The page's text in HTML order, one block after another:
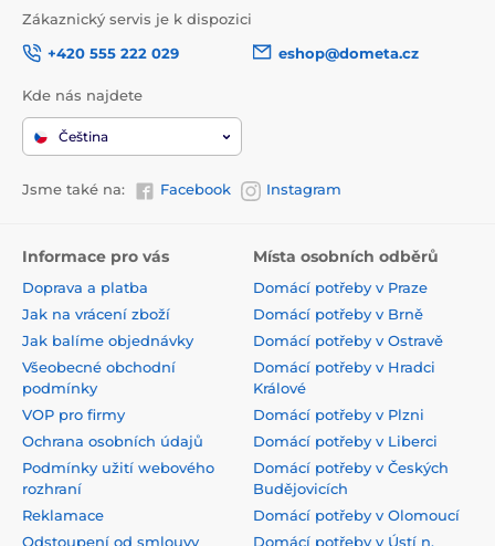
Zákaznický servis je k dispozici
+420 555 222 029
eshop@dometa.cz
Kde nás najdete
Čeština
Jsme také na: Facebook Instagram
Informace pro vás
Doprava a platba
Jak na vrácení zboží
Jak balíme objednávky
Všeobecné obchodní
podmínky
VOP pro firmy
Ochrana osobních údajů
Podmínky užití webového
rozhraní
Reklamace
Odstoupení od smlouvy
Místa osobních odběrů
Domácí potřeby v Praze
Domácí potřeby v Brně
Domácí potřeby v Ostravě
Domácí potřeby v Hradci
Králové
Domácí potřeby v Plzni
Domácí potřeby v Liberci
Domácí potřeby v Českých
Budějovicích
Domácí potřeby v Olomoucí
Domácí potřeby v Ústí n.